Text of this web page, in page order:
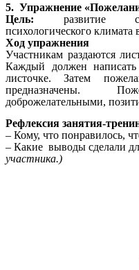
5. Упражнение
Цель: развитие
психологического климата
Ход упражнения
Участникам раздаются
Каждый должен
листочке. Затем
предназначены.
доброжелательными,
Рефлексия занятия-
– Кому, что понравилось,
– Какие выводы сделали
участника.)